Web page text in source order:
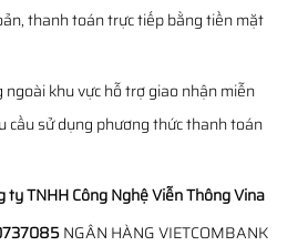
thanh toán trực tiếp bằng tiền mặt
khu vực hỗ trợ giao nhận miễn
cầu sử dụng phương thức thanh toán
ty TNHH Công Nghệ Viễn Thông Vina
NGÂN HÀNG VIETCOMBANK